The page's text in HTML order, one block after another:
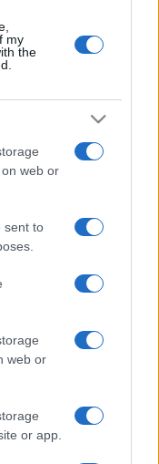
my
the
web or
sent to
web or
or app.